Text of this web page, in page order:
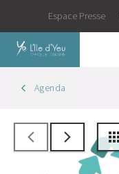
Espace Presse
Agenda